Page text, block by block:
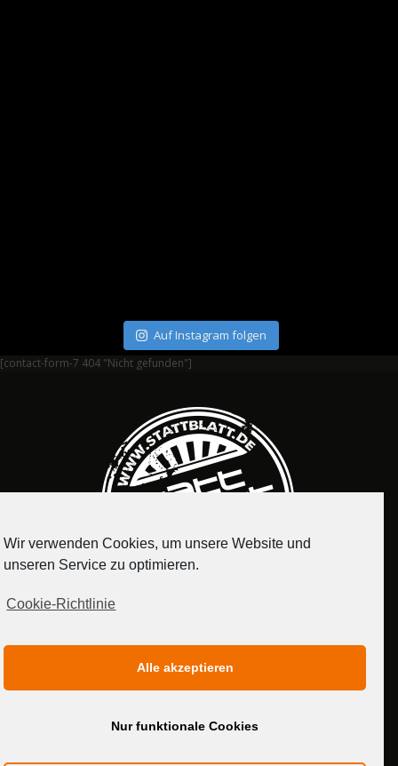
Auf Instagram folgen
[contact-form-7 404 "Nicht gefunden"]
MEDIADATEN
Wir verwenden Cookies, um unsere Website und
unseren Service zu optimieren.
Cookie-Richtlinie
Alle akzeptieren
Nur funktionale Cookies